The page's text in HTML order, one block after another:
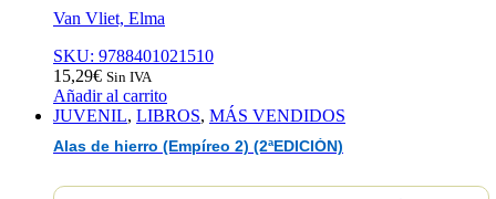
Van Vliet, Elma
SKU: 9788401021510
15,29€ Sin IVA
Añadir al carrito
JUVENIL, LIBROS, MÁS VENDIDOS
Alas de hierro (Empíreo 2) (2ªEDICIÓN)